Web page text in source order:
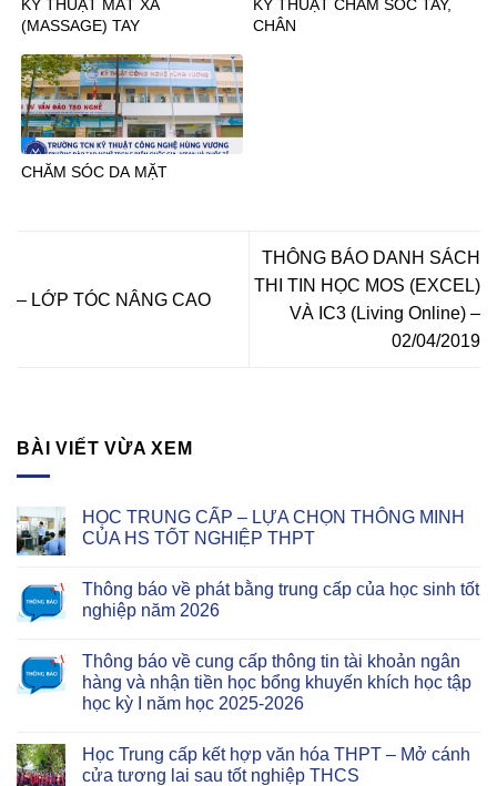
KỸ THUẬT MÁT XA
(MASSAGE) TAY
KỸ THUẬT CHĂM SÓC TAY,
CHÂN
CHĂM SÓC DA MẶT
– LỚP TÓC NÂNG CAO
THÔNG BÁO DANH SÁCH
THI TIN HỌC MOS (EXCEL)
VÀ IC3 (Living Online) –
02/04/2019
BÀI VIẾT VỪA XEM
HỌC TRUNG CẤP – LỰA CHỌN THÔNG MINH
CỦA HS TỐT NGHIỆP THPT
Thông báo về phát bằng trung cấp của học sinh tốt
nghiệp năm 2026
Thông báo về cung cấp thông tin tài khoản ngân
hàng và nhận tiền học bổng khuyến khích học tập
học kỳ I năm học 2025-2026
Học Trung cấp kết hợp văn hóa THPT – Mở cánh
cửa tương lai sau tốt nghiệp THCS